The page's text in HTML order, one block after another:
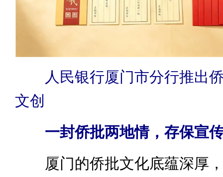
人民银行厦门市分行推出侨
文创
一封侨批两地情，存保宣
厦门的侨批文化底蕴深厚，